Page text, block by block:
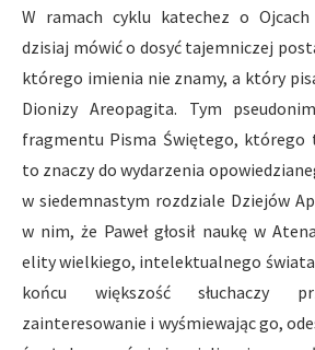
W ramach cyklu katechez o Ojcach
dzisiaj mówić o dosyć tajemniczej
którego imienia nie znamy, a który
Dionizy Areopagita. Tym
fragmentu Pisma Świętego, którego
to znaczy do wydarzenia
w siedemnastym rozdziale Dziejów
w nim, że Paweł głosił naukę w
elity wielkiego, intelektualnego świata
końcu większość słuchaczy
zainteresowanie i wyśmiewając go,